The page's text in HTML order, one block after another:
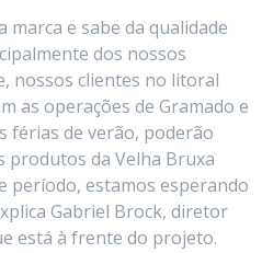
marca e sabe da qualidade
dos nossos
nossos clientes no litoral
as operações de Gramado e
férias de verão, poderão
produtos da Velha Bruxa
período, estamos esperando
Gabriel Brock, diretor
está à frente do projeto.